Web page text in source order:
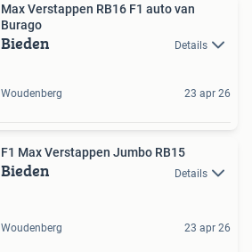
Max Verstappen RB16 F1 auto van
Burago
Bieden Details
Woudenberg 23 apr 26
F1 Max Verstappen Jumbo RB15
Bieden Details
Woudenberg 23 apr 26